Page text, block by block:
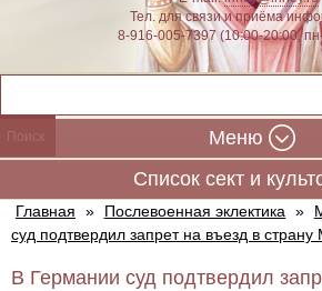
Тел. для связи и приёма
8-916-005-7397 (10:00-20:00,
Меню
Cписок сект и
Главная » Послевоенная эклектика »
суд подтвердил запрет на въезд в страну
В Германии суд подтвердил